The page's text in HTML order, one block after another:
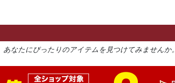
あなたにぴったりのアイテムを見つけてみませんか。